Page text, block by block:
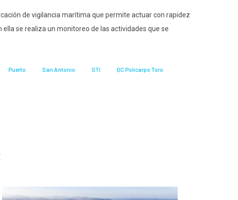
de vigilancia marítima que permite actuar con rapidez
se realiza un monitoreo de las actividades que se
Puerto San Antonio STI QC Policarpo Toro